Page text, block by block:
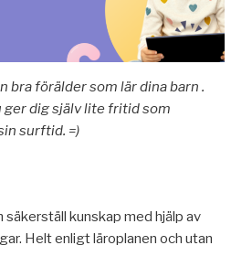
bra förälder som lär dina barn .
ger dig själv lite fritid som
surftid. =)
säkerställ kunskap med hjälp av
Helt enligt läroplanen och utan